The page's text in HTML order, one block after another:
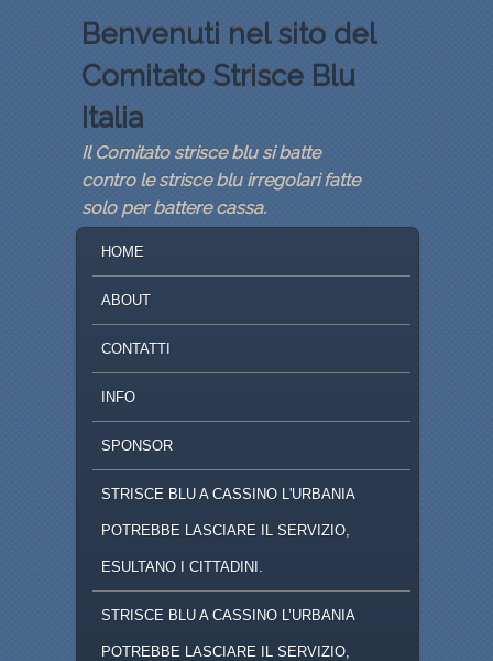
Benvenuti nel sito del
Comitato Strisce Blu
Italia
Il Comitato strisce blu si batte
contro le strisce blu irregolari fatte
solo per battere cassa.
VAI AL CONTENUTO PRINCIPALE
VAI AL CONTENUTO SECONDARIO
HOME
ABOUT
CONTATTI
INFO
SPONSOR
STRISCE BLU A CASSINO L'URBANIA
POTREBBE LASCIARE IL SERVIZIO,
ESULTANO I CITTADINI.
STRISCE BLU A CASSINO L’URBANIA
POTREBBE LASCIARE IL SERVIZIO,